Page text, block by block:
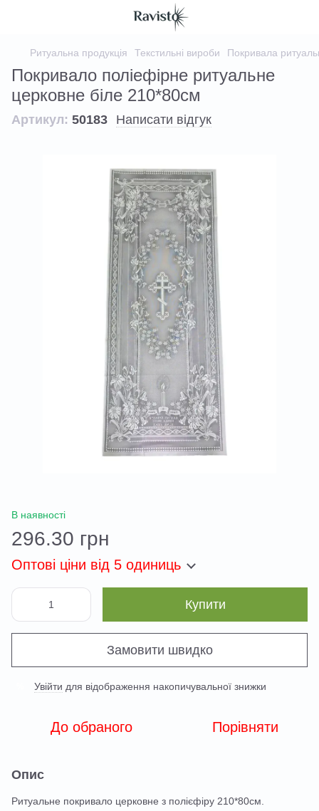
Ритуальна продукція Текстильні вироби Покривала
Покривало поліефірне ритуальне
церковне біле 210*80см
Артикул: 50183 Написати відгук
В наявності
296.30 грн
Оптові ціни від 5 одиниць
Купити
Замовити швидко
Увійти для відображення накопичувальної знижки
До обраного Порівняти
Опис
Ритуальне покривало церковне з полієфіру 210*80см.